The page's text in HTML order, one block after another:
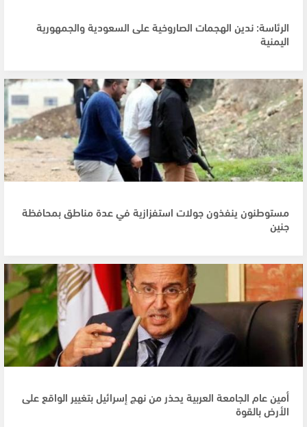
الرئاسة: ندين الهجمات الصاروخية على السعودية والجمهورية
اليمنية
مستوطنون ينفذون جولات استفزازية في عدة مناطق بمحافظة
جنين
أمين عام الجامعة العربية يحذر من نهج إسرائيل بتغيير الواقع على
الأرض بالقوة